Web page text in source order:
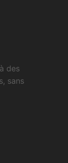
des
sans